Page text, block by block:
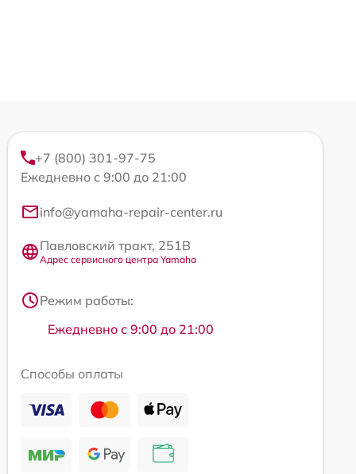
+7 (800) 301-97-75
Ежедневно с 9:00 до 21:00
info@yamaha-repair-center.ru
Павловский тракт, 251В
Адрес сервисного центра Yamaha
Режим работы:
Ежедневно с 9:00 до 21:00
Способы оплаты